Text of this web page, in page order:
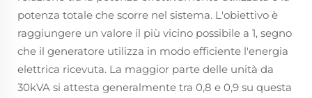
potenza totale che scorre nel sistema. L'obiettivo è
raggiungere un valore il più vicino possibile a 1, segno
che il generatore utilizza in modo efficiente l'energia
elettrica ricevuta. La maggior parte delle unità da
30kVA si attesta generalmente tra 0,8 e 0,9 su questa